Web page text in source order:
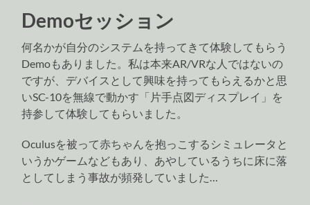
Demoセッション
何名かが自分のシステムを持ってきて体験してもらう
Demoもありました。私は本来AR/VRな人ではないの
ですが、デバイスとして興味を持ってもらえるかと思
いSC-10を無線で動かす「片手点図ディスプレイ」を
持参して体験してもらいました。
Oculusを被って赤ちゃんを抱っこするシミュレータと
いうかゲームなどもあり、あやしているうちに床に落
としてしまう事故が頻発していました…